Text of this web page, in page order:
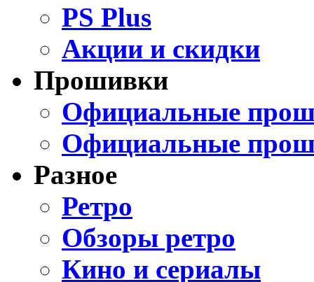
PS Plus
Акции и скидки
Прошивки
Официальные
Официальные
Разное
Ретро
Обзоры ретро
Кино и сериалы